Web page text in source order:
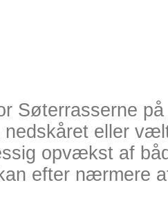
Søterrasserne
eller
opvækst af
efter nærmere